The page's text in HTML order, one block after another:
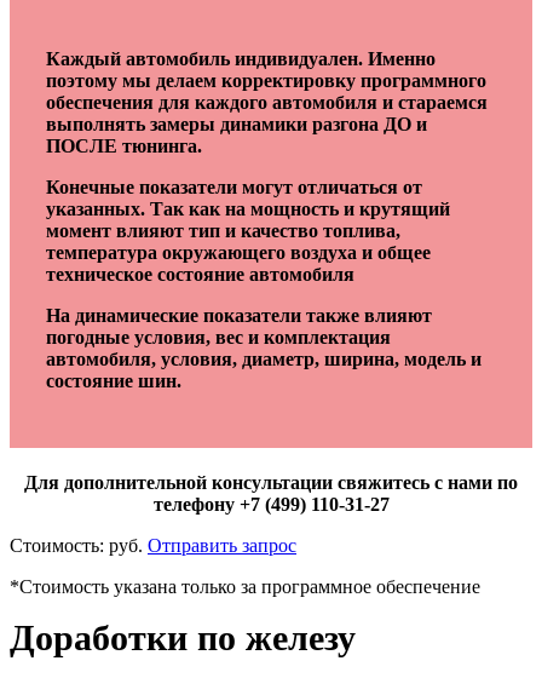
Каждый автомобиль индивидуален. Именно
поэтому мы делаем корректировку программного
обеспечения для каждого автомобиля и стараемся
выполнять замеры динамики разгона ДО и
ПОСЛЕ тюнинга.
Конечные показатели могут отличаться от
указанных. Так как на мощность и крутящий
момент влияют тип и качество топлива,
температура окружающего воздуха и общее
техническое состояние автомобиля
На динамические показатели также влияют
погодные условия, вес и комплектация
автомобиля, условия, диаметр, ширина, модель и
состояние шин.
Для дополнительной консультации свяжитесь с нами по
телефону +7 (499) 110-31-27
Стоимость: руб. Отправить запрос
*Стоимость указана только за программное обеспечение
Доработки по железу